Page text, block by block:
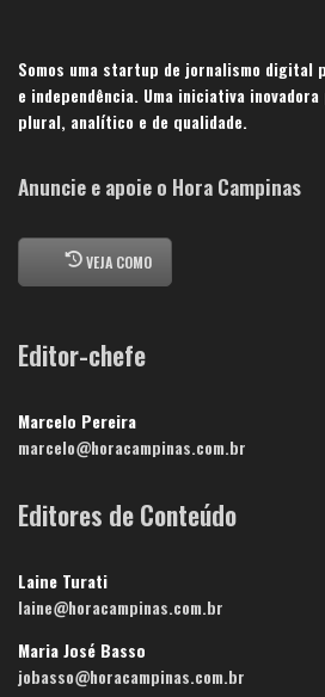
Somos uma startup de jornalismo digital
e independência. Uma iniciativa
plural, analítico e de qualidade.
Anuncie e apoie o Hora Campinas
VEJA COMO
Editor-chefe
Marcelo Pereira
marcelo@horacampinas.com.br
Editores de Conteúdo
Laine Turati
laine@horacampinas.com.br
Maria José Basso
jobasso@horacampinas.com.br